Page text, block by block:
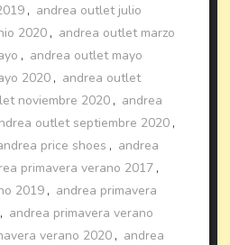
, andrea outlet julio
2020 , andrea outlet marzo
, andrea outlet mayo
2020 , andrea outlet
noviembre 2020 , andrea
outlet septiembre 2020 ,
price shoes , andrea
primavera verano 2017 ,
2019 , andrea primavera
, andrea primavera verano
verano 2020 , andrea